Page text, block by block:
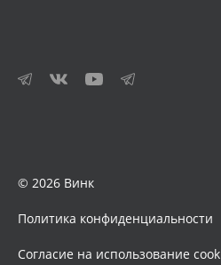
© 2026 Винк
Политика конфиденциальности
Согласие на использование